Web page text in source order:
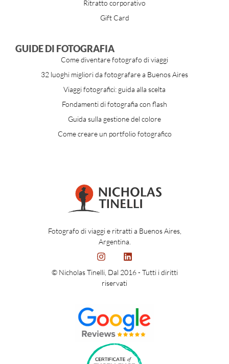
Fotografo di viaggi e ritratti a Buenos Aires,
Argentina.
© Nicholas Tinelli, Dal 2016 - Tutti i diritti
riservati
Ritratto corporativo
Gift Card
GUIDE DI FOTOGRAFIA
Come diventare fotografo di viaggi
32 luoghi migliori da fotografare a Buenos Aires
Viaggi fotografici: guida alla scelta
Fondamenti di fotografia con flash
Guida sulla gestione del colore
Come creare un portfolio fotografico